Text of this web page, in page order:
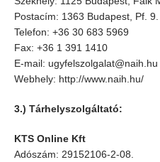
Postacím: 1363 Budapest, Pf. 9.
Telefon: +36 30 683 5969
Fax: +36 1 391 1410
E-mail: ugyfelszolgalat@naih.hu
Webhely: http://www.naih.hu/
3.) Tárhelyszolgáltató:
KTS Online Kft
Adószám: 29152106-2-08.